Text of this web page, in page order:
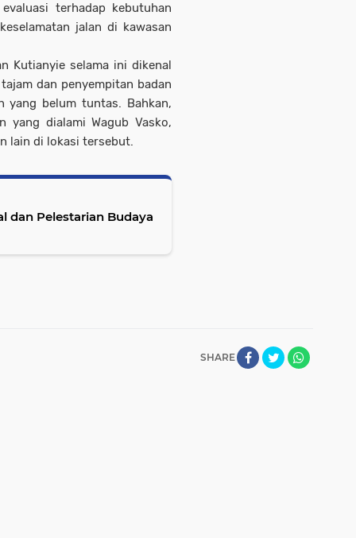
terhadap kebutuhan
jalan di kawasan
Kutianyie selama ini dikenal
dan penyempitan badan
yang belum tuntas. Bahkan,
yang dialami Wagub Vasko,
lain di lokasi tersebut.
dan Pelestarian Budaya
SHARE